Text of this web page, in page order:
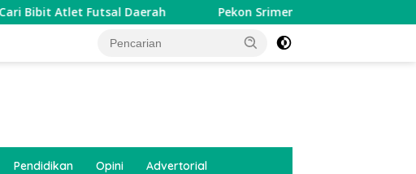
Daerah Pekon Srimenanti Gelar Rembuk Stunting
Pendidikan Opini Advertorial